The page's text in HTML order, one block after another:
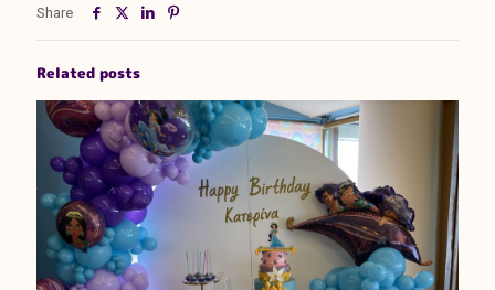
Share
Related posts